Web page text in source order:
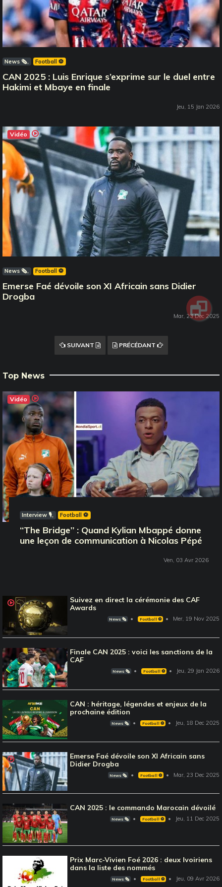
News 🗞️ Football ⚽️
CAN 2025 : Luis Enrique s’exprime sur le duel entre
Hakimi et Mbaye en finale
Jeu, 15 Jan 2026
Vidéo
News 🗞️ Football ⚽️
Emerse Faé dévoile son XI Africain sans Didier
Drogba
Mar, 23 Dec 2025
SUIVANT PRÉCÉDANT
Top News
Vidéo
Interview 🎙️ Football ⚽️
‘‘The Bridge’’ : Quand Kylian Mbappé donne
une leçon de communication à Nicolas Pépé
Ven, 03 Avr 2026
Suivez en direct la cérémonie des CAF
Awards
News 🗞️ Football ⚽️ Mer, 19 Nov 2025
Finale CAN 2025 : voici les sanctions de la
CAF
News 🗞️ Football ⚽️ Jeu, 29 Jan 2026
CAN : héritage, légendes et enjeux de la
prochaine édition
News 🗞️ Football ⚽️ Jeu, 18 Dec 2025
Emerse Faé dévoile son XI Africain sans
Didier Drogba
News 🗞️ Football ⚽️ Mar, 23 Dec 2025
CAN 2025 : le commando Marocain dévoilé
News 🗞️ Football ⚽️ Jeu, 11 Dec 2025
Prix Marc-Vivien Foé 2026 : deux Ivoiriens
dans la liste des nommés
News 🗞️ Football ⚽️ Jeu, 09 Avr 2026